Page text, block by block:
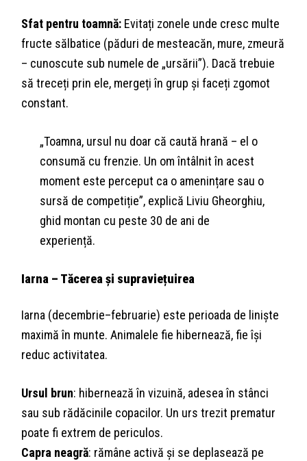
Sfat pentru toamnă: Evitați zonele unde cresc multe
fructe sălbatice (păduri de mesteacăn, mure, zmeură
– cunoscute sub numele de „ursării”). Dacă trebuie
să treceți prin ele, mergeți în grup și faceți zgomot
constant.
„Toamna, ursul nu doar că caută hrană – el o
consumă cu frenzie. Un om întâlnit în acest
moment este perceput ca o amenințare sau o
sursă de competiție”, explică Liviu Gheorghiu,
ghid montan cu peste 30 de ani de
experiență.
Iarna – Tăcerea și supraviețuirea
Iarna (decembrie–februarie) este perioada de liniște
maximă în munte. Animalele fie hibernează, fie își
reduc activitatea.
Ursul brun: hibernează în vizuină, adesea în stânci
sau sub rădăcinile copacilor. Un urs trezit prematur
poate fi extrem de periculos.
Capra neagră: rămâne activă și se deplasează pe